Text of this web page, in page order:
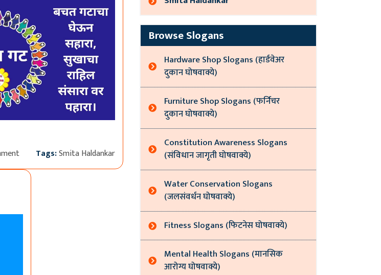
Tags:Smita Haldankar
Browse Slogans
Hardware Shop Slogans (हार्डवेअर
दुकान घोषवाक्ये)
Furniture Shop Slogans (फर्निचर
दुकान घोषवाक्ये)
Constitution Awareness Slogans
(संविधान जागृती घोषवाक्ये)
Water Conservation Slogans
(जलसंवर्धन घोषवाक्ये)
Fitness Slogans (फिटनेस घोषवाक्ये)
Mental Health Slogans (मानसिक
आरोग्य घोषवाक्ये)